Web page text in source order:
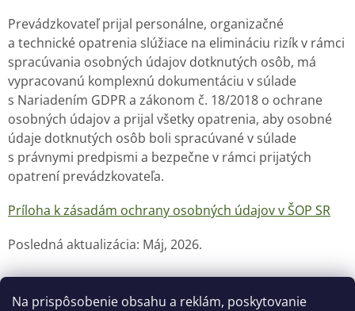
Na prispôsobenie obsahu a reklám, poskytovanie
Prevádzkovateľ prijal personálne, organizačné
a technické opatrenia slúžiace na elimináciu rizík v rámci
spracúvania osobných údajov dotknutých osôb, má
vypracovanú komplexnú dokumentáciu v súlade
s Nariadením GDPR a zákonom č. 18/2018 o ochrane
osobných údajov a prijal všetky opatrenia, aby osobné
údaje dotknutých osôb boli spracúvané v súlade
s právnymi predpismi a bezpečne v rámci prijatých
opatrení prevádzkovateľa.
Príloha k zásadám ochrany osobných údajov v ŠOP SR
Posledná aktualizácia: Máj, 2026.